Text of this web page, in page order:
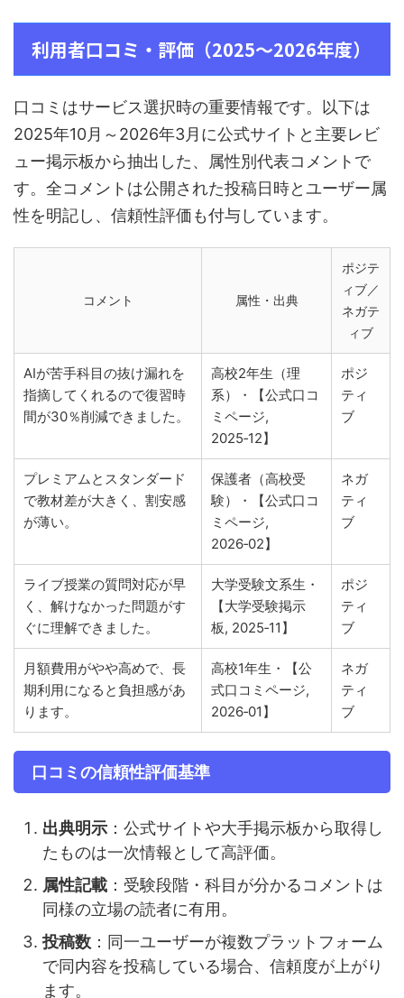
利用者口コミ・評価（2025〜2026年度）
口コミはサービス選択時の重要情報です。以下は
2025年10月～2026年3月に公式サイトと主要レビ
ュー掲示板から抽出した、属性別代表コメントで
す。全コメントは公開された投稿日時とユーザー属
性を明記し、信頼性評価も付与しています。
コメント 属性・出典
ポジテ
ィブ／
ネガテ
ィブ
AIが苦手科目の抜け漏れを
指摘してくれるので復習時
間が30％削減できました。
高校2年生（理
系）・【公式口コ
ミページ,
2025‑12】
ポジ
ティ
ブ
プレミアムとスタンダード
で教材差が大きく、割安感
が薄い。
保護者（高校受
験）・【公式口コ
ミページ,
2026‑02】
ネガ
ティ
ブ
ライブ授業の質問対応が早
く、解けなかった問題がす
ぐに理解できました。
大学受験文系生・
【大学受験掲示
板, 2025‑11】
ポジ
ティ
ブ
月額費用がやや高めで、長
期利用になると負担感があ
ります。
高校1年生・【公
式口コミページ,
2026‑01】
ネガ
ティ
ブ
口コミの信頼性評価基準
出典明示 ：公式サイトや大手掲示板から取得し
たものは一次情報として高評価。
属性記載 ：受験段階・科目が分かるコメントは
同様の立場の読者に有用。
投稿数 ：同一ユーザーが複数プラットフォーム
で同内容を投稿している場合、信頼度が上がり
ます。